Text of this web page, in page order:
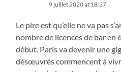
9 juillet 2020 at 18:37
Le pire est qu’elle ne va pas
nombre de licences de bar en
début. Paris va devenir une
désœuvrés commencent à